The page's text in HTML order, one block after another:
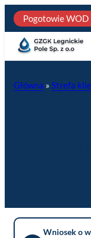
Przejdź
do
treści
Pogotowie WOD
Główna » Strefa
Wniosek o